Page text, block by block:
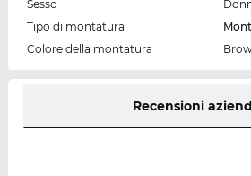
Sesso
Tipo di montatura
Colore della montatura
Recensioni